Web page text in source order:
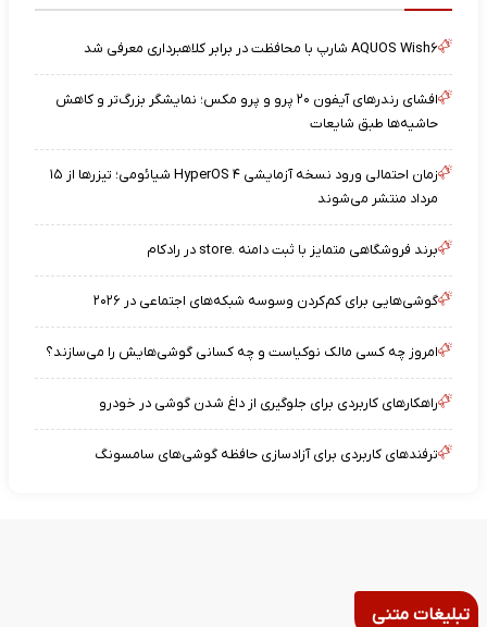
AQUOS Wish۶ شارپ با محافظت در برابر کلاهبرداری معرفی شد
افشای رندرهای آیفون ۲۰ پرو و پرو مکس؛ نمایشگر بزرگ‌تر و کاهش
حاشیه‌ها طبق شایعات
زمان احتمالی ورود نسخه آزمایشی HyperOS ۴ شیائومی؛ تیزرها از ۱۵
مرداد منتشر می‌شوند
برند فروشگاهی متمایز با ثبت دامنه .store در رادکام
گوشی‌هایی برای کم‌کردن وسوسه شبکه‌های اجتماعی در ۲۰۲۶
امروز چه کسی مالک نوکیاست و چه کسانی گوشی‌هایش را می‌سازند؟
راهکارهای کاربردی برای جلوگیری از داغ شدن گوشی در خودرو
ترفندهای کاربردی برای آزادسازی حافظه گوشی‌های سامسونگ
تبلیغات متنی